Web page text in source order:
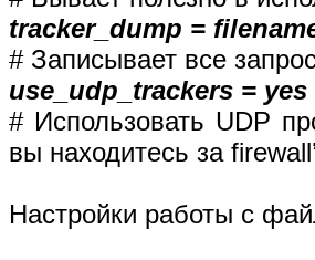
tracker_dump =
# Записывает все
use_udp_trackers = yes
# Использовать UDP
вы находитесь за
Настройки работы с